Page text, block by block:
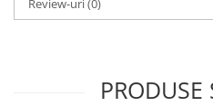
Review-uri(0)
PRODUSE